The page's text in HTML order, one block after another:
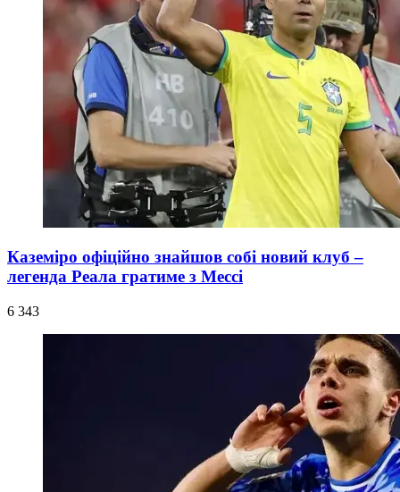
Каземіро офіційно знайшов собі новий клуб –
легенда Реала гратиме з Мессі
6 343